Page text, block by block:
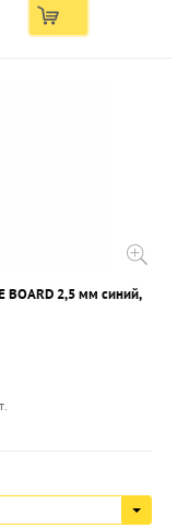
BOARD 2,5 мм синий,